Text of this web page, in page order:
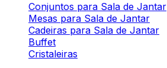
Conjuntos para Sala de Jantar
Mesas para Sala de Jantar
Cadeiras para Sala de Jantar
Buffet
Cristaleiras